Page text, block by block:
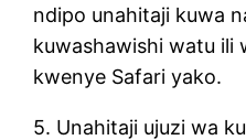
ndipo unahitaji kuwa
kuwashawishi watu ili
kwenye Safari yako.
5. Unahitaji ujuzi wa